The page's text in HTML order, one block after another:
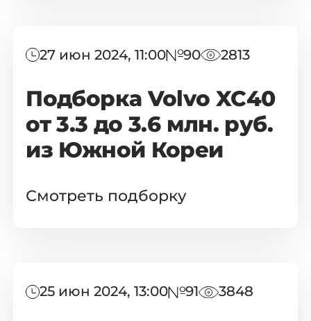
27 июн 2024, 11:00 90 2813
Подборка Volvo XC40
от 3.3 до 3.6 млн. руб.
из Южной Кореи
Смотреть подборку
25 июн 2024, 13:00 91 3848